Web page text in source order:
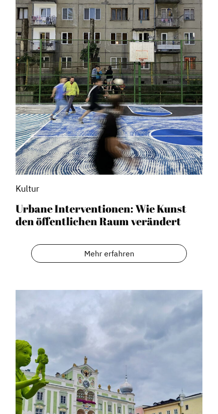
Kultur
Urbane Interventionen: Wie Kunst
den öffentlichen Raum verändert
Mehr erfahren